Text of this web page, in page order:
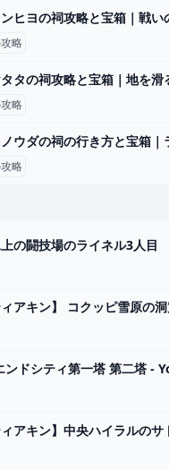
ヒヨの祠攻略と宝箱｜戦い
略
タの祠攻略と宝箱｜地を滑
略
ウダの祠の行き方と宝箱｜
略
ドシティ第一塔 第二塔 -